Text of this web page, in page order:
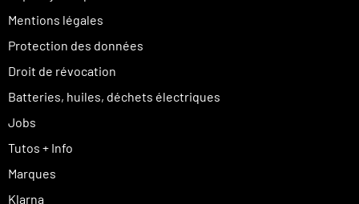
Mentions légales
Protection des données
Droit de révocation
Batteries, huiles, déchets électriques
Jobs
Tutos + Info
Marques
Klarna